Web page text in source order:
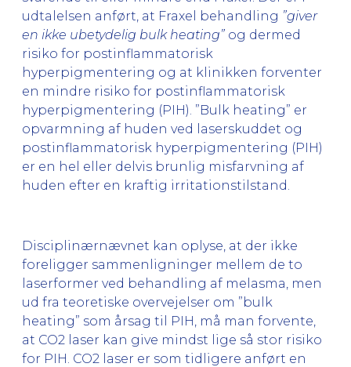
udtalelsen anført, at Fraxel behandling ”giver
en ikke ubetydelig bulk heating” og dermed
risiko for postinflammatorisk
hyperpigmentering og at klinikken forventer
en mindre risiko for postinflammatorisk
hyperpigmentering (PIH). ”Bulk heating” er
opvarmning af huden ved laserskuddet og
postinflammatorisk hyperpigmentering (PIH)
er en hel eller delvis brunlig misfarvning af
huden efter en kraftig irritationstilstand.
Disciplinærnævnet kan oplyse, at der ikke
foreligger sammenligninger mellem de to
laserformer ved behandling af melasma, men
ud fra teoretiske overvejelser om ”bulk
heating” som årsag til PIH, må man forvente,
at CO2 laser kan give mindst lige så stor risiko
for PIH. CO2 laser er som tidligere anført en